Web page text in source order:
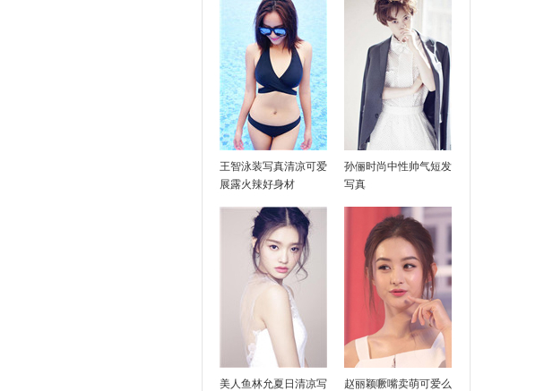
王智泳装写真清凉可爱
展露火辣好身材
孙俪时尚中性帅气短发
写真
美人鱼林允夏日清凉写
赵丽颖噘嘴卖萌可爱么